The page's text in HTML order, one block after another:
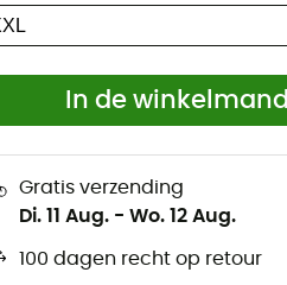
In de winkelmand
Gratis verzending
Di. 11 Aug. - Wo. 12 Aug.
100 dagen recht op retour